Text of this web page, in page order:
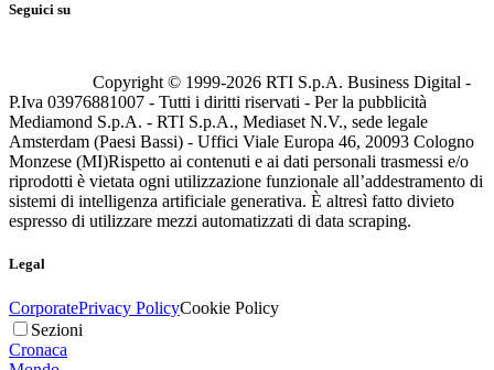
Seguici su
Copyright © 1999-2026 RTI S.p.A. Business Digital -
P.Iva 03976881007 - Tutti i diritti riservati - Per la pubblicità
Mediamond S.p.A. - RTI S.p.A., Mediaset N.V., sede legale
Amsterdam (Paesi Bassi) - Uffici Viale Europa 46, 20093 Cologno
Monzese (MI)Rispetto ai contenuti e ai dati personali trasmessi e/o
riprodotti è vietata ogni utilizzazione funzionale all’addestramento di
sistemi di intelligenza artificiale generativa. È altresì fatto divieto
espresso di utilizzare mezzi automatizzati di data scraping.
Legal
CorporatePrivacy PolicyCookie Policy
Sezioni
Cronaca